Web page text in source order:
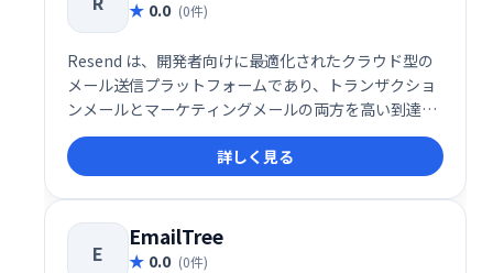
0.0 (0件)
Resend は、開発者向けに最適化されたクラウド型の
メール送信プラットフォームであり、トランザクショ
ンメールとマーケティングメールの両方を高い到達率
とスピードで届けることに特化したソリューションで
す。メールの信頼性や配信パフォーマンスに加え、開
発者体験（DX）を徹底的に重視した設計により、
SaaS企業やスタートアップを中心に注目を集めていま
す。
詳しく見る
E
EmailTree
0.0 (0件)